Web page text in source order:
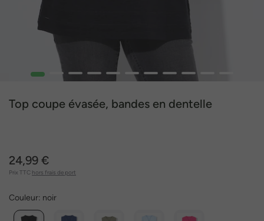
1 3 4 5 6 7 8 9
Top coupe évasée, bandes en dentelle
24,99 €
Prix TTC hors frais de port
Couleur: noir